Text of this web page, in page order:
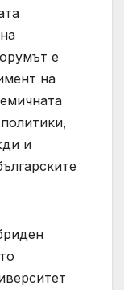
е
на
и